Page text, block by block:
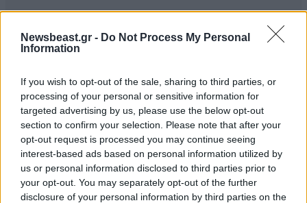
Newsbeast.gr - Do Not Process My Personal
Information
If you wish to opt-out of the sale, sharing to third parties, or
processing of your personal or sensitive information for
targeted advertising by us, please use the below opt-out
section to confirm your selection. Please note that after your
opt-out request is processed you may continue seeing
interest-based ads based on personal information utilized by
us or personal information disclosed to third parties prior to
your opt-out. You may separately opt-out of the further
disclosure of your personal information by third parties on the